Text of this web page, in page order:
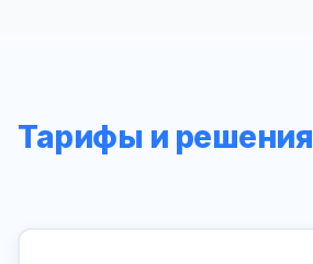
Тарифы и решения